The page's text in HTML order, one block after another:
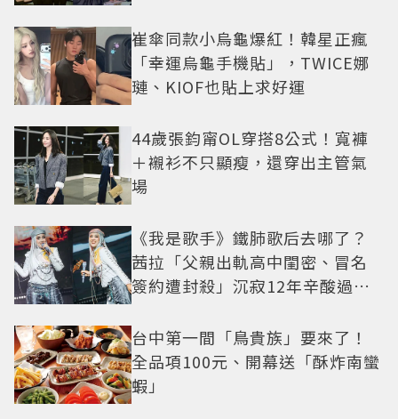
崔傘同款小烏龜爆紅！韓星正瘋
「幸運烏龜手機貼」，TWICE娜
璉、KIOF也貼上求好運
44歲張鈞甯OL穿搭8公式！寬褲
＋襯衫不只顯瘦，還穿出主管氣
場
《我是歌手》鐵肺歌后去哪了？
茜拉「父親出軌高中閨密、冒名
簽約遭封殺」沉寂12年辛酸過往
台中第一間「鳥貴族」要來了！
全品項100元、開幕送「酥炸南蠻
蝦」